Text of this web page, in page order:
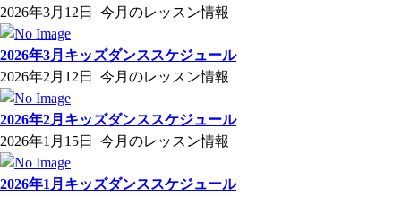
2026年3月12日 今月のレッスン情報
2026年3月キッズダンススケジュール
2026年2月12日 今月のレッスン情報
2026年2月キッズダンススケジュール
2026年1月15日 今月のレッスン情報
2026年1月キッズダンススケジュール